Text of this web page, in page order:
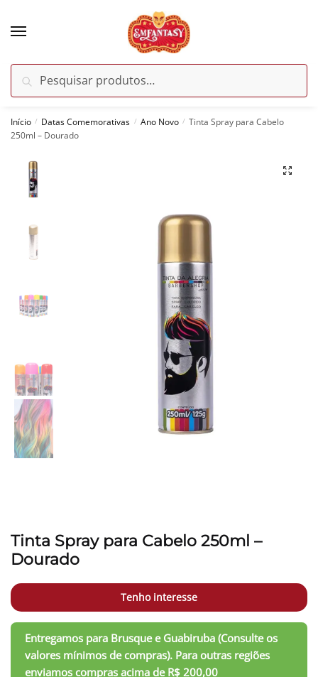
por:
Pesquisar
Início / Datas Comemorativas / Ano Novo / Tinta Spray para Cabelo
250ml – Dourado
Tinta Spray para Cabelo 250ml –
Dourado
Tenho interesse